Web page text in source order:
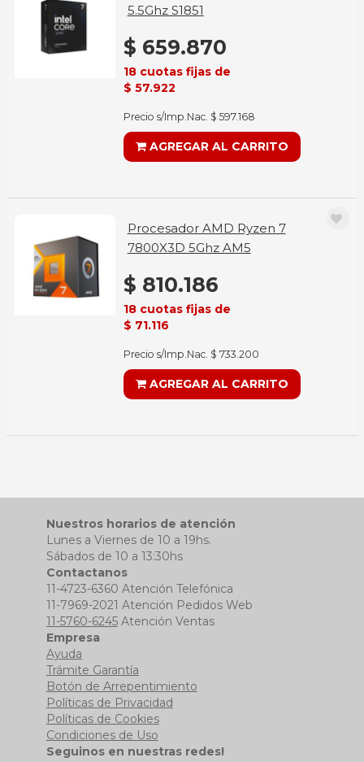
5.5Ghz S1851
$ 659.870
18 cuotas fijas de
$ 57.922
Precio s/Imp.Nac. $ 597.168
AGREGAR AL CARRITO
Procesador AMD Ryzen 7
7800X3D 5Ghz AM5
$ 810.186
18 cuotas fijas de
$ 71.116
Precio s/Imp.Nac. $ 733.200
AGREGAR AL CARRITO
Nuestros horarios de atención
Lunes a Viernes de 10 a 19hs.
Sábados de 10 a 13:30hs
Contactanos
11-4723-6360 Atención Telefónica
11-7969-2021 Atención Pedidos Web
11-5760-6245Atención Ventas
Empresa
Ayuda
Trámite Garantía
Botón de Arrepentimiento
Políticas de Privacidad
Políticas de Cookies
Condiciones de Uso
Seguinos en nuestras redes!